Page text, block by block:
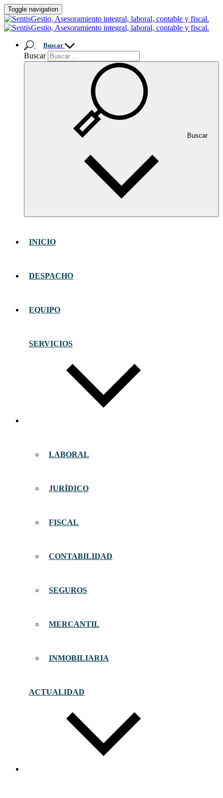
Toggle navigation
Buscar
Buscar
Buscar
INICIO
DESPACHO
EQUIPO
SERVICIOS
LABORAL
JURÍDICO
FISCAL
CONTABILIDAD
SEGUROS
MERCANTIL
INMOBILIARIA
ACTUALIDAD